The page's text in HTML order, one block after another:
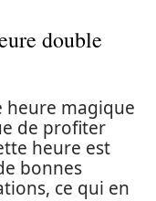
double
heure magique
de profiter
heure est
bonnes
ce qui en